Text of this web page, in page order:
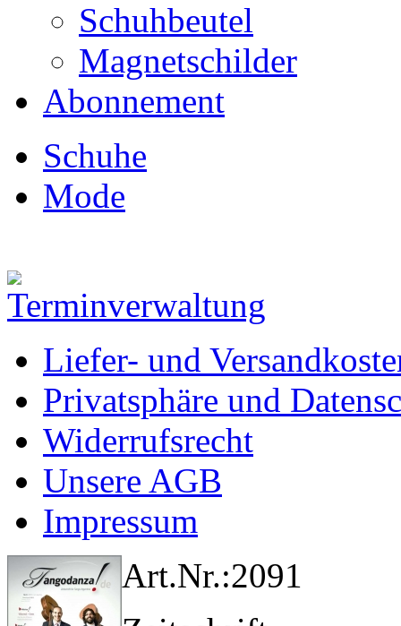
Schuhbeutel
Magnetschilder
Abonnement
Schuhe
Mode
Liefer- und
Privatsphäre und
Widerrufsrecht
Unsere AGB
Impressum
Art.Nr.:2091